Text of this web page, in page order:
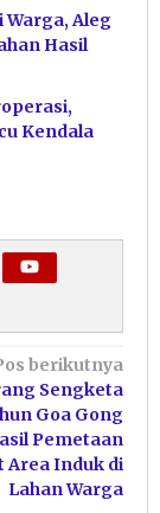
Aleg
Hasil
Kendala
berikutnya
Sengketa
Goa Gong
Pemetaan
Area Induk di
Lahan Warga